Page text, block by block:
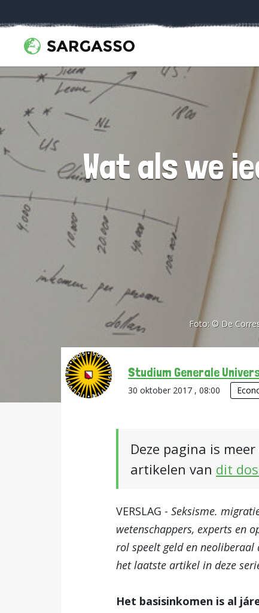
Wat als we
Foto: © De
Studium Generale
30 oktober 2017 , 08:00
Deze pagina is
artikelen van dit
VERSLAG - Seksisme.
wetenschappers, experts en
rol speelt geld en neoliberaal
het laatste artikel in deze
Het basisinkomen is al